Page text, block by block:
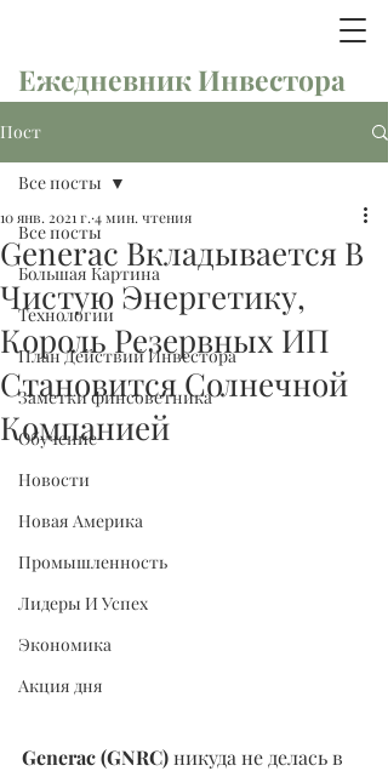
Ежедневник Инвестора
Пост
Все посты
Большая Картина
Технологии
План Действий Инвестора
Заметки финсоветника
Обучение
Новости
Новая Америка
Промышленность
Лидеры И Успех
Экономика
Акция дня
Все посты
Generac Вкладывается В
Чистую Энергетику,
Король Резервных ИП
Становится Солнечной
Компанией
10 янв. 2021 г. 4 мин. чтения
Generac (GNRC) никуда не делась в